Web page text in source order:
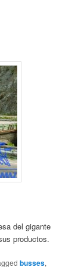
del gigante
productos.
busses,